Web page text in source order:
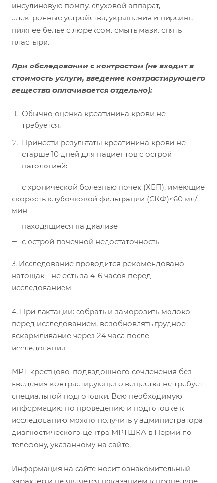
инсулиновую помпу, слуховой аппарат,
электронные устройства, украшения и пирсинг,
нижнее белье с люрексом, смыть мази, снять
пластыри.
При обследовании с контрастом (не входит в
стоимость услуги, введение контрастирующего
вещества оплачивается отдельно):
Обычно оценка креатинина крови не
требуется.
Принести результаты креатинина крови не
старше 10 дней для пациентов с острой
патологией:
с хронической болезнью почек (ХБП), имеющие
скорость клубочковой фильтрации (СКФ)<60 мл/
мин
находящиеся на диализе
с острой почечной недостаточность
3. Исследование проводится рекомендовано
натощак - не есть за 4-6 часов перед
исследованием
4. При лактации: собрать и заморозить молоко
перед исследованием, возобновлять грудное
вскармливание через 24 часа после
исследования.
МРТ крестцово-подвздошного сочленения без
введения контрастирующего вещества не требует
специальной подготовки. Всю необходимую
информацию по проведению и подготовке к
исследованию можно получить у администратора
диагностического центра МРТШКА в Перми по
телефону, указанному на сайте.
Информация на сайте носит ознакомительный
характер и не является показанием к процедуре.